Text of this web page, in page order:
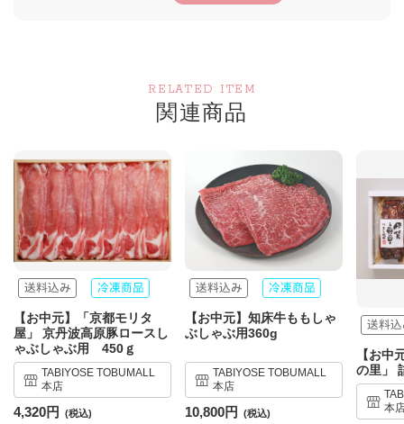
RELATED ITEM
関連商品
【お中元】「京都モリタ
屋」 京丹波高原豚ロースし
ゃぶしゃぶ用 450ｇ
TABIYOSE TOBUMALL
本店
4,320円
【お中元】知床牛ももしゃ
ぶしゃぶ用360g
TABIYOSE TOBUMALL
本店
10,800円
【お中
の里」
本